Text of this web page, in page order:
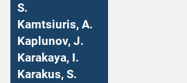
S.
Kamtsiuris, A.
Kaplunov, J.
Karakaya, I.
Karakus, S.